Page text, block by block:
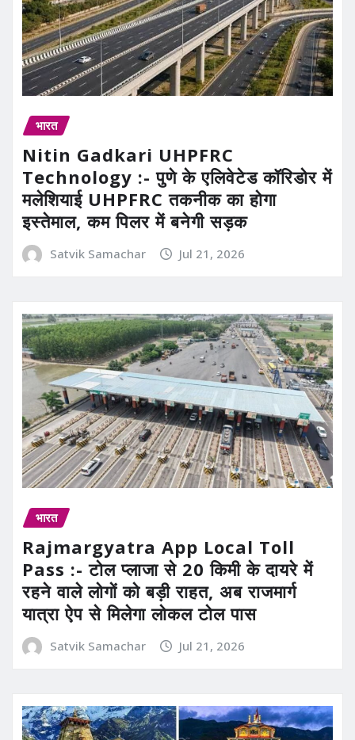
भारत
Nitin Gadkari UHPFRC
Technology :- पुणे के एलिवेटेड कॉरिडोर में
मलेशियाई UHPFRC तकनीक का होगा
इस्तेमाल, कम पिलर में बनेगी सड़क
Satvik Samachar Jul 21, 2026
भारत
Rajmargyatra App Local Toll
Pass :- टोल प्लाजा से 20 किमी के दायरे में
रहने वाले लोगों को बड़ी राहत, अब राजमार्ग
यात्रा ऐप से मिलेगा लोकल टोल पास
Satvik Samachar Jul 21, 2026